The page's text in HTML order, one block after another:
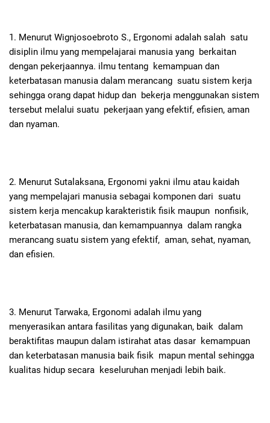
1. Menurut Wignjosoebroto S., Ergonomi adalah salah satu
disiplin ilmu yang mempelajarai manusia yang berkaitan
dengan pekerjaannya. ilmu tentang kemampuan dan
keterbatasan manusia dalam merancang suatu sistem kerja
sehingga orang dapat hidup dan bekerja menggunakan sistem
tersebut melalui suatu pekerjaan yang efektif, efisien, aman
dan nyaman.
2. Menurut Sutalaksana, Ergonomi yakni ilmu atau kaidah
yang mempelajari manusia sebagai komponen dari suatu
sistem kerja mencakup karakteristik fisik maupun nonfisik,
keterbatasan manusia, dan kemampuannya dalam rangka
merancang suatu sistem yang efektif, aman, sehat, nyaman,
dan efisien.
3. Menurut Tarwaka, Ergonomi adalah ilmu yang
menyerasikan antara fasilitas yang digunakan, baik dalam
beraktifitas maupun dalam istirahat atas dasar kemampuan
dan keterbatasan manusia baik fisik mapun mental sehingga
kualitas hidup secara keseluruhan menjadi lebih baik.